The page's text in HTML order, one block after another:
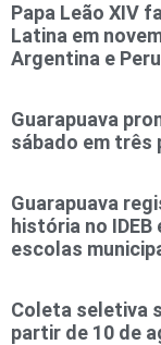
Papa Leão XIV
Latina em
Argentina e Peru
Guarapuava
sábado em três
Guarapuava
história no
escolas
Coleta seletiva
partir de 10 de